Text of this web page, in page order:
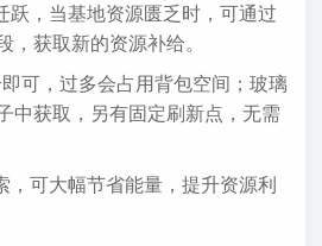
跃，当基地资源匮乏时，可通过
，获取新的资源补给。
可，过多会占用背包空间；玻璃
中获取，另有固定刷新点，无需
，可大幅节省能量，提升资源利